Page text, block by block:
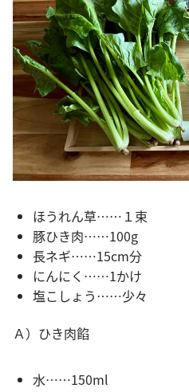
ほうれん草……１束
豚ひき肉……100g
長ネギ……15cm分
にんにく……1かけ
塩こしょう……少々
Ａ）ひき肉餡
水……150ml